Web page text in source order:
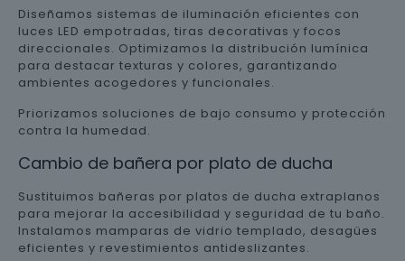
Diseñamos sistemas de iluminación eficientes con
luces LED empotradas, tiras decorativas y focos
direccionales. Optimizamos la distribución lumínica
para destacar texturas y colores, garantizando
ambientes acogedores y funcionales.
Priorizamos soluciones de bajo consumo y protección
contra la humedad.
Cambio de bañera por plato de ducha
Sustituimos bañeras por platos de ducha extraplanos
para mejorar la accesibilidad y seguridad de tu baño.
Instalamos mamparas de vidrio templado, desagües
eficientes y revestimientos antideslizantes.